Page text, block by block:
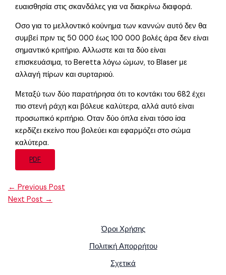
ευαισθησία στις σκανδάλες για να διακρίνω διαφορά.
Οσο για το μελλοντικό κούνημα των καννών αυτό δεν θα
συμβεί πριν τις 50 000 έως 100 000 βολές άρα δεν είναι
σημαντικό κριτήριο. Αλλωστε και τα δύο είναι
επισκευάσιμα, το Beretta λόγω ώμων, το Blaser με
αλλαγή πίρων και συρταριού.
Μεταξύ των δύο παρατήρησα ότι το κοντάκι του 682 έχει
πιο στενή ράχη και βόλευε καλύτερα, αλλά αυτό είναι
προσωπικό κριτήριο. Οταν δύο όπλα είναι τόσο ίσα
κερδίζει εκείνο που βολεύει και εφαρμόζει στο σώμα
καλύτερα.
PDF
← Previous Post
Next Post →
Όροι Χρήσης
Πολιτική Απορρήτου
Σχετικά